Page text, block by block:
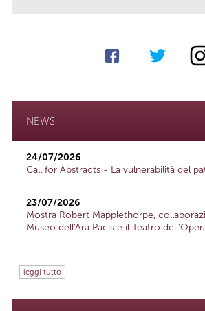
NEWS
24/07/2026
Call for Abstracts - La vulnerabilità del
23/07/2026
Mostra Robert Mapplethorpe,
Museo dell'Ara Pacis e il Teatro
leggi tutto